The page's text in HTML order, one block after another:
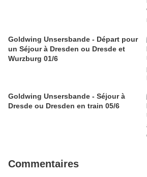
Goldwing Unsersbande - Départ pour
un Séjour à Dresden ou Dresde et
Wurzburg 01/6
Goldwing Unsersbande - Séjour à
Dresde ou Dresden en train 05/6
Commentaires